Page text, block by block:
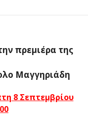
πρεμιέρα της
Μαγγηριάδη
8 Σεπτεμβρίου